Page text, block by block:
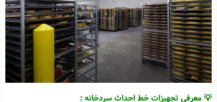
💡 معرفی تجهیزات خط احداث سردخانه :